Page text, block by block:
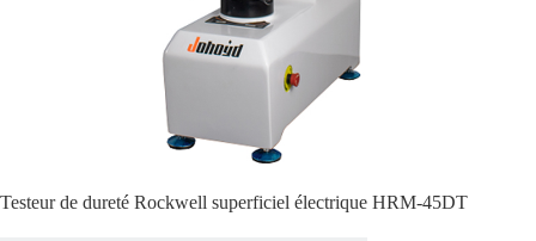
Testeur de dureté Rockwell superficiel électrique HRM-45DT